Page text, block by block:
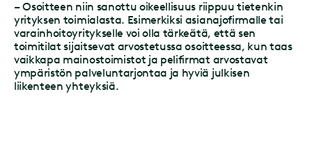
– Osoitteen niin sanottu oikeellisuus riippuu tietenkin
yrityksen toimialasta. Esimerkiksi asianajofirmalle tai
varainhoitoyritykselle voi olla tärkeätä, että sen
toimitilat sijaitsevat arvostetussa osoitteessa, kun taas
vaikkapa mainostoimistot ja pelifirmat arvostavat
ympäristön palveluntarjontaa ja hyviä julkisen
liikenteen yhteyksiä.